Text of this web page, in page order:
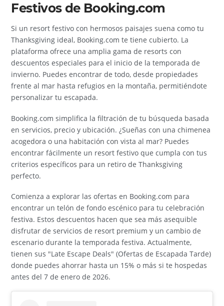
Festivos de Booking.com
Si un resort festivo con hermosos paisajes suena como tu
Thanksgiving ideal, Booking.com te tiene cubierto. La
plataforma ofrece una amplia gama de resorts con
descuentos especiales para el inicio de la temporada de
invierno. Puedes encontrar de todo, desde propiedades
frente al mar hasta refugios en la montaña, permitiéndote
personalizar tu escapada.
Booking.com simplifica la filtración de tu búsqueda basada
en servicios, precio y ubicación. ¿Sueñas con una chimenea
acogedora o una habitación con vista al mar? Puedes
encontrar fácilmente un resort festivo que cumpla con tus
criterios específicos para un retiro de Thanksgiving
perfecto.
Comienza a explorar las ofertas en Booking.com para
encontrar un telón de fondo escénico para tu celebración
festiva. Estos descuentos hacen que sea más asequible
disfrutar de servicios de resort premium y un cambio de
escenario durante la temporada festiva. Actualmente,
tienen sus "Late Escape Deals" (Ofertas de Escapada Tarde)
donde puedes ahorrar hasta un 15% o más si te hospedas
antes del 7 de enero de 2026.